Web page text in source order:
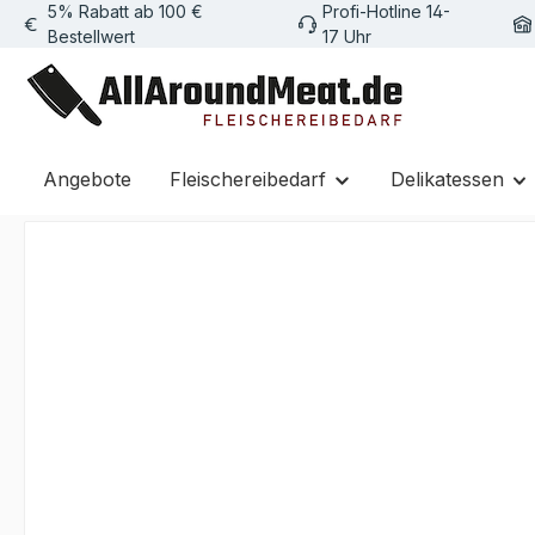
Hauptinhalt springen
Zur Suche springen
Zur Hauptnavigation springen
5% Rabatt ab 100 €
Bestellwert
Profi-Hotline 14-
17 Uhr
Angebote Fleischereibedarf Delikatessen